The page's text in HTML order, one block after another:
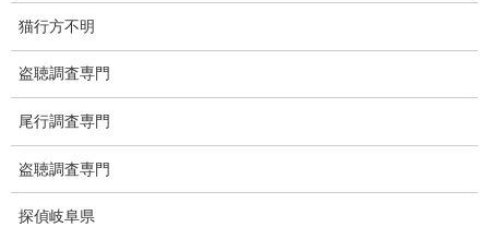
盗聴調査
盗聴調査料金
猫行方不明
盗聴調査専門
尾行調査専門
盗聴調査専門
探偵岐阜県